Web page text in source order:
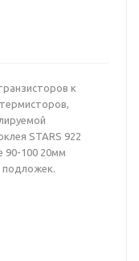
к
STARS 922
90-100 20мм